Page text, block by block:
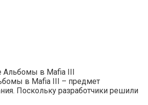
Альбомы в Mafia III
в Mafia III – предмет
Поскольку разработчики решили